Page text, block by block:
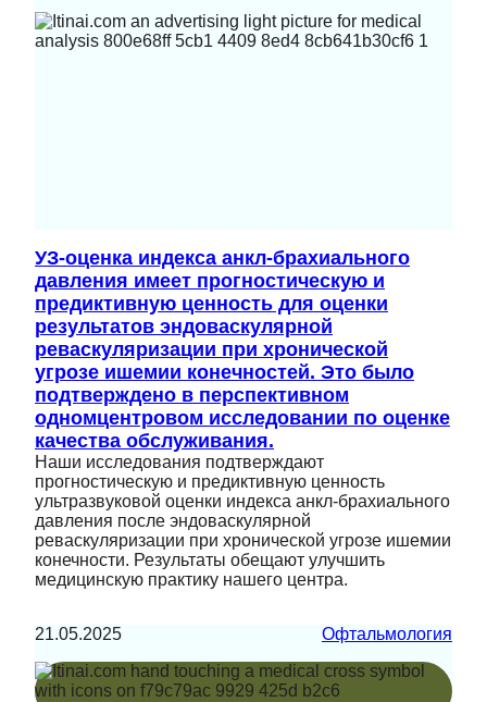
УЗ-оценка индекса анкл-брахиального
давления имеет прогностическую и
предиктивную ценность для оценки
результатов эндоваскулярной
реваскуляризации при хронической
угрозе ишемии конечностей. Это было
подтверждено в перспективном
одномцентровом исследовании по оценке
качества обслуживания.
Наши исследования подтверждают
прогностическую и предиктивную ценность
ультразвуковой оценки индекса анкл-брахиального
давления после эндоваскулярной
реваскуляризации при хронической угрозе ишемии
конечности. Результаты обещают улучшить
медицинскую практику нашего центра.
21.05.2025 Офтальмология